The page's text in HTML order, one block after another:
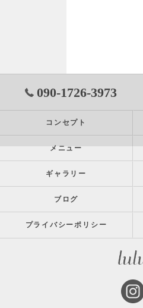
090-1726-3973
コンセプト
メニュー
ギャラリー
ブログ
プライバシーポリシー